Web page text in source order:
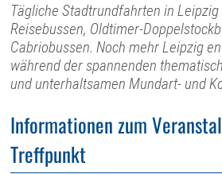
Tägliche Stadtrundfahrten in
Reisebussen, Oldtimer-
Cabriobussen. Noch mehr Leipzig
während der spannenden
und unterhaltsamen Mundart- und
Informationen zum
Treffpunkt